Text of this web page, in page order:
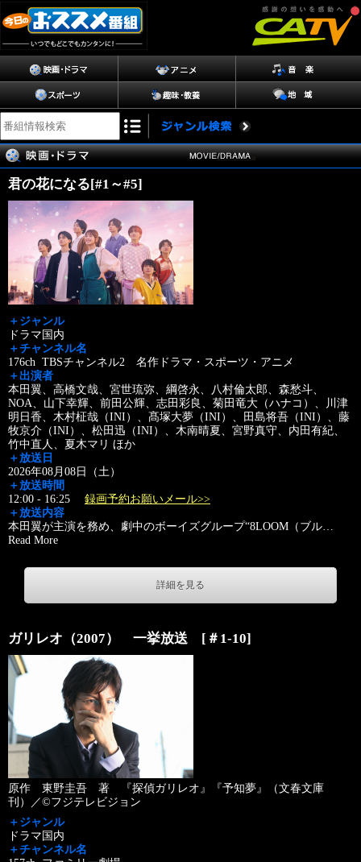
君の花になる[#1～#5]
＋ジャンル
ドラマ国内
＋チャンネル名
176ch TBSチャンネル2 名作ドラマ・スポーツ・アニメ
＋出演者
本田翼、高橋文哉、宮世琉弥、綱啓永、八村倫太郎、森愁斗、
NOA、山下幸輝、前田公輝、志田彩良、菊田竜大（ハナコ）、川津
明日香、木村柾哉（INI）、髙塚大夢（INI）、田島将吾（INI）、藤
牧京介（INI）、松田迅（INI）、木南晴夏、宮野真守、内田有紀、
竹中直人、夏木マリ ほか
＋放送日
2026年08月08日（土）
＋放送時間
12:00 - 16:25 録画予約お願いメール>>
＋放送内容
本田翼が主演を務め、劇中のボーイズグループ“8LOOM（ブル…
Read More
詳細を見る
ガリレオ（2007） 一挙放送 [＃1-10]
原作 東野圭吾 著 『探偵ガリレオ』『予知夢』（文春文庫
刊）／©フジテレビジョン
＋ジャンル
ドラマ国内
＋チャンネル名